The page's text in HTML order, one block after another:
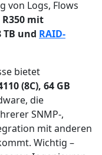
von Logs, Flows
R350 mit
TB und RAID-
bietet
(8C), 64 GB
die
SNMP-,
mit anderen
Wichtig –